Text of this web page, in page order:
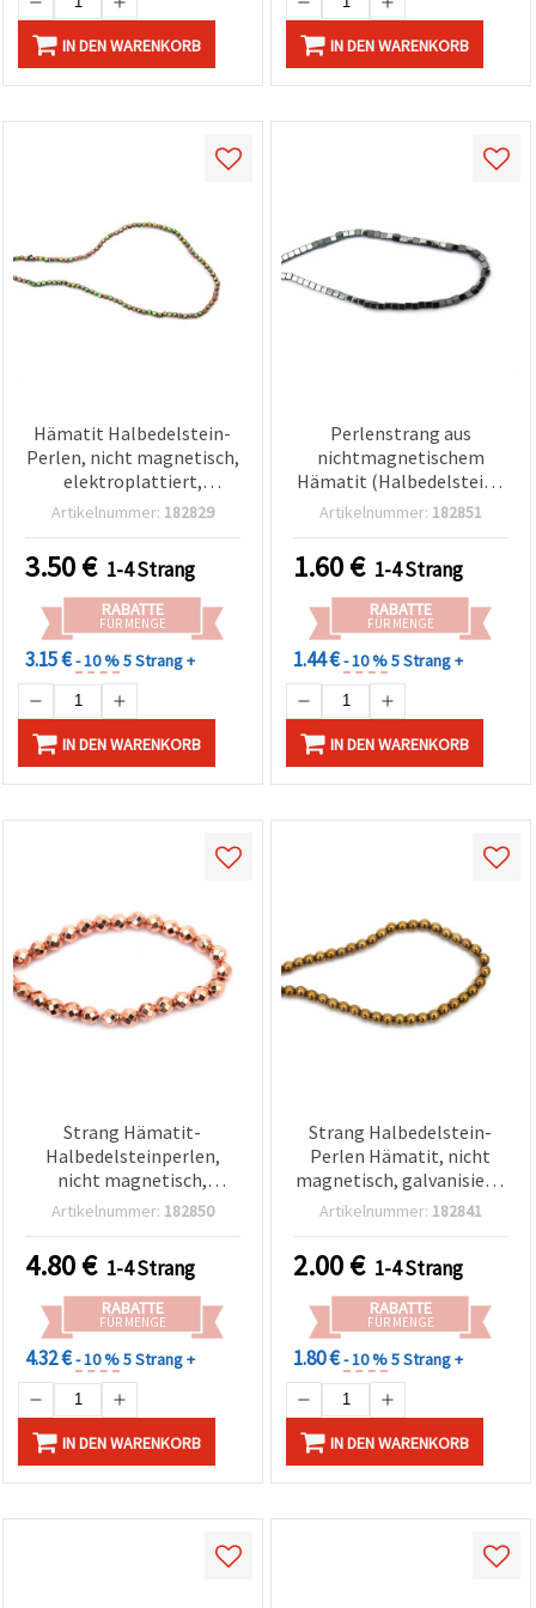
IN DEN WARENKORB IN DEN WARENKORB
Hämatit Halbedelstein-
Perlen, nicht magnetisch,
elektroplattiert,
irisierend gold-grün
facettierte Rundperlen 2
mm, Loch 1 mm, ganzer
Strang ~185 Stk. –
goldfarbene
Schmuckperlen für
Armbänder, Ketten,
Spacer
Artikelnummer: 182829
3.50€ 1-4 Strang
RABATTE
FÜR MENGE
3.15 €- 10 %5 Strang +
IN DEN WARENKORB
Perlenstrang aus
nichtmagnetischem
Hämatit (Halbedelstein),
Würfel 3x3x3 mm, Loch 1
Schmuckherstellung &
DIY
Artikelnummer: 182851
1.60€ 1-4 Strang
RABATTE
FÜR MENGE
1.44 €- 10 %5 Strang +
IN DEN WARENKORB
Strang Hämatit-
Halbedelsteinperlen,
nicht magnetisch,
galvanisiert, rund
roségoldfarben, 10 mm,
Loch: 2 mm (ca. 40 Stk.)
Artikelnummer: 182850
4.80€ 1-4 Strang
RABATTE
FÜR MENGE
4.32 €- 10 %5 Strang +
IN DEN WARENKORB
Strang Halbedelstein-
Perlen Hämatit, nicht
magnetisch, galvanisiert,
altgoldfarben,
1,5 mm, ca. 73 Stk.
Artikelnummer: 182841
2.00€ 1-4 Strang
RABATTE
FÜR MENGE
1.80 €- 10 %5 Strang +
IN DEN WARENKORB